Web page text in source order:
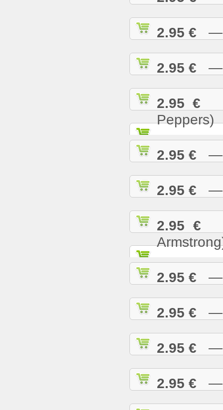
2.95 € —
2.95 € —
2.95 €
Peppers)
2.95 € —
2.95 € —
2.95 €
2.95 € —
2.95 € —
2.95 € —
2.95 € —